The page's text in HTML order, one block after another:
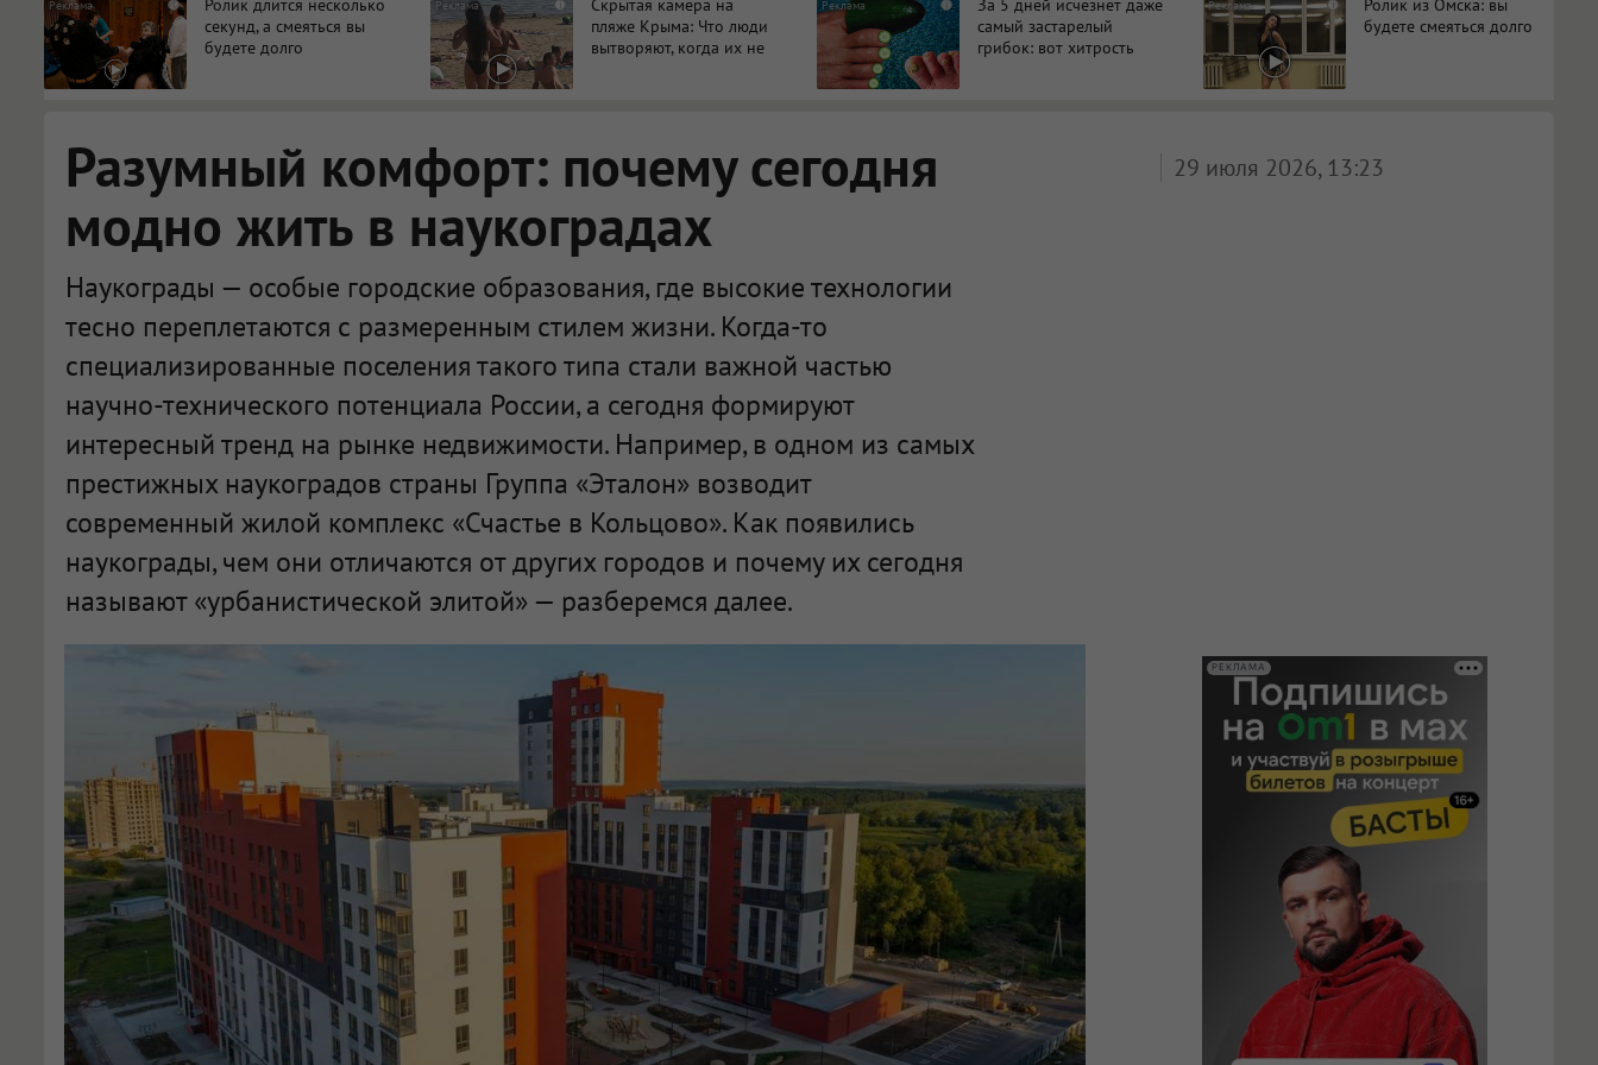
i
Ролик длится несколько
секунд, а смеяться вы
будете долго
i
Скрытая камера на
пляже Крыма: Что люди
вытворяют, когда их не
i
За 5 дней исчезнет даже
самый застарелый
грибок: вот хитрость
i
Ролик из Омска: вы
будете смеяться долго
Разумный комфорт: почему сегодня
модно жить в наукоградах
Наукограды — особые городские образования, где высокие технологии
тесно переплетаются с размеренным стилем жизни. Когда-то
специализированные поселения такого типа стали важной частью
научно-технического потенциала России, а сегодня формируют
интересный тренд на рынке недвижимости. Например, в одном из самых
престижных наукоградов страны Группа «Эталон» возводит
современный жилой комплекс «Счастье в Кольцово». Как появились
наукограды, чем они отличаются от других городов и почему их сегодня
называют «урбанистической элитой» — разберемся далее.
29 июля 2026, 13:23
РЕКЛАМА